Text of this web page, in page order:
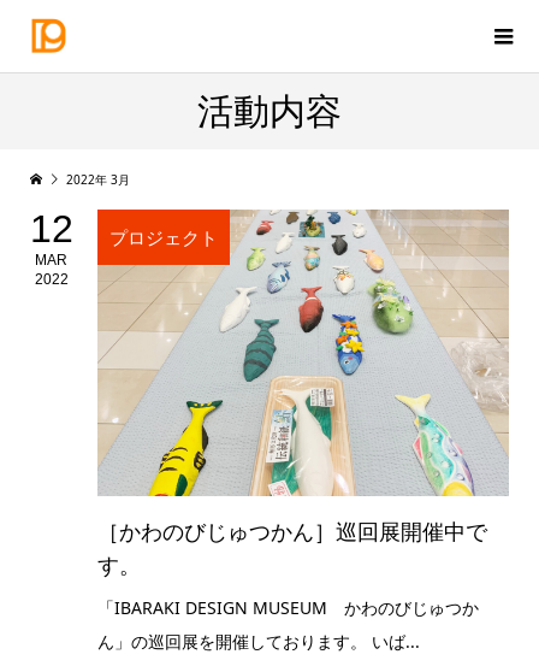
活動内容
2022年 3月
12
MAR
2022
プロジェクト
［かわのびじゅつかん］巡回展開催中で
す。
「IBARAKI DESIGN MUSEUM かわのびじゅつか
ん」の巡回展を開催しております。 いば...